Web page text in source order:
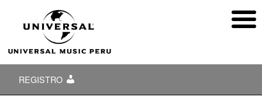
REGISTRO